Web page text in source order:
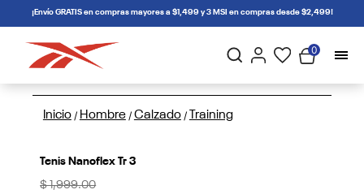
connectif¡Envío GRATIS en compras mayores a $1,499 y 3 MSI en compras desde $2,499!
0
Inicio / Hombre / Calzado / Training
Tenis Nanoflex Tr 3
Price reduced from
$ 1,999.00to